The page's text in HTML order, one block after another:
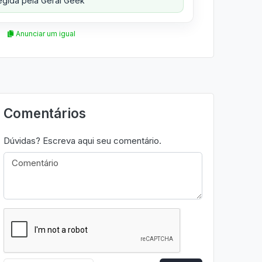
Anunciar um igual
Comentários
Dúvidas? Escreva aqui seu comentário.